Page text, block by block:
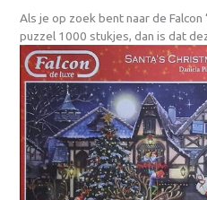
Als je op zoek bent naar de Falcon
puzzel 1000 stukjes, dan is dat